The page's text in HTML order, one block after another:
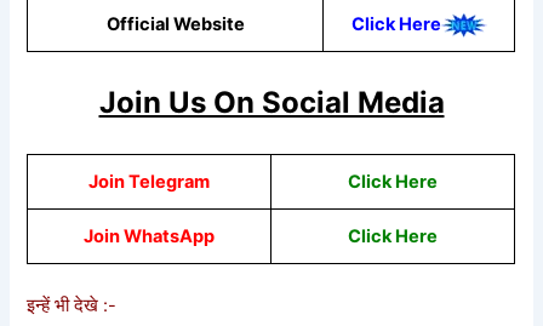
Official Website Click Here
Join Us On Social Media
Join Telegram Click Here
Join WhatsApp ClickHere
इन्हें भी देखे :-